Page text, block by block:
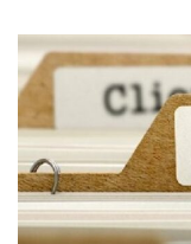
at
s
p
p
c
e
b
o
o
k
tt
er